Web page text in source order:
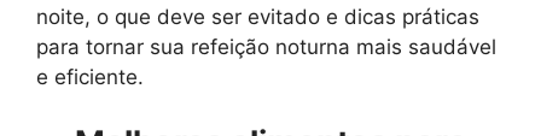
noite, o que deve ser evitado e dicas práticas
para tornar sua refeição noturna mais saudável
e eficiente.